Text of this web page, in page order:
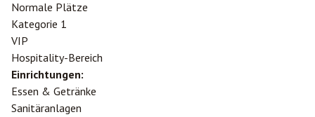
Normale Plätze
Kategorie 1
VIP
Hospitality-Bereich
Einrichtungen:
Essen & Getränke
Sanitäranlagen